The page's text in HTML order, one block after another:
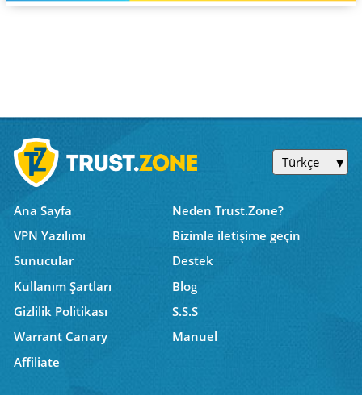
Türkçe
Ana Sayfa
Neden Trust.Zone?
VPN Yazılımı
Bizimle iletişime geçin
Sunucular
Destek
Kullanım Şartları
Blog
Gizlilik Politikası
S.S.S
Warrant Canary
Manuel
Affiliate